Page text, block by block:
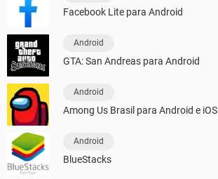
Facebook Lite para Android
Android
GTA: San Andreas para Android
Android
Among Us Brasil para Android e iOS
Android
BlueStacks